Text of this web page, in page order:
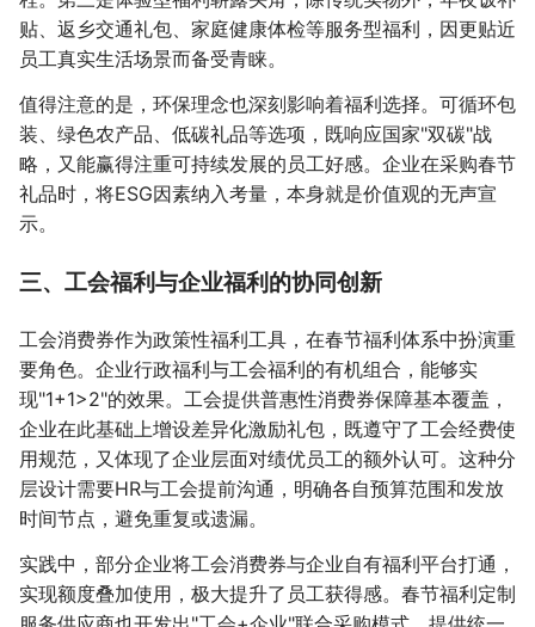
贴、返乡交通礼包、家庭健康体检等服务型福利，因更贴近
员工真实生活场景而备受青睐。
值得注意的是，环保理念也深刻影响着福利选择。可循环包
装、绿色农产品、低碳礼品等选项，既响应国家"双碳"战
略，又能赢得注重可持续发展的员工好感。企业在采购春节
礼品时，将ESG因素纳入考量，本身就是价值观的无声宣
示。
三、工会福利与企业福利的协同创新
工会消费券作为政策性福利工具，在春节福利体系中扮演重
要角色。企业行政福利与工会福利的有机组合，能够实
现"1+1>2"的效果。工会提供普惠性消费券保障基本覆盖，
企业在此基础上增设差异化激励礼包，既遵守了工会经费使
用规范，又体现了企业层面对绩优员工的额外认可。这种分
层设计需要HR与工会提前沟通，明确各自预算范围和发放
时间节点，避免重复或遗漏。
实践中，部分企业将工会消费券与企业自有福利平台打通，
实现额度叠加使用，极大提升了员工获得感。春节福利定制